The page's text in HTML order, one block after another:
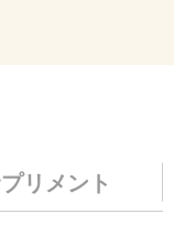
リメント